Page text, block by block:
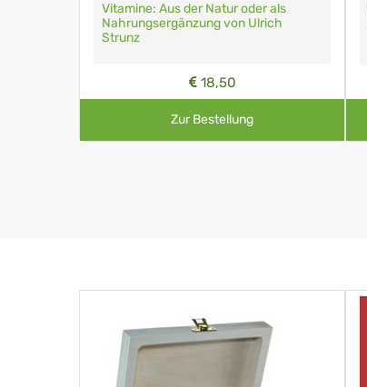
Vitamine: Aus der Natur oder als
Nahrungsergänzung von Ulrich
Strunz
18,50
Zur Bestellung